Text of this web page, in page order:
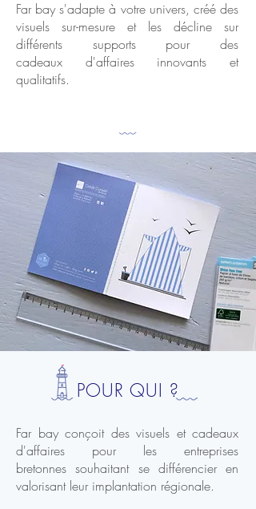
Far bay s'adapte à votre univers, créé des
visuels sur-mesure et les décline sur
différents supports pour des
cadeaux d'affaires innovants et
qualitatifs.
POUR QUI ?
Far bay conçoit des visuels et cadeaux
d'affaires pour les entreprises
bretonnes souhaitant se différencier en
valorisant leur implantation régionale.